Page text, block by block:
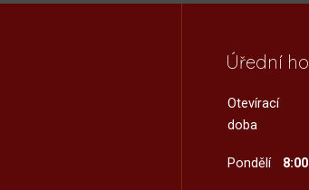
Úřední
Otevírací
doba
Pondělí